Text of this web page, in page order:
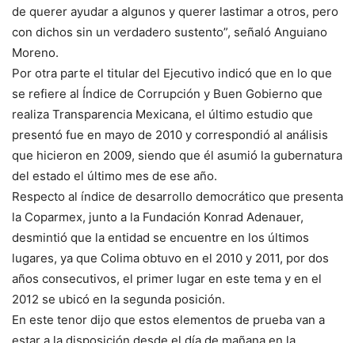
de querer ayudar a algunos y querer lastimar a otros, pero
con dichos sin un verdadero sustento”, señaló Anguiano
Moreno.
Por otra parte el titular del Ejecutivo indicó que en lo que
se refiere al Índice de Corrupción y Buen Gobierno que
realiza Transparencia Mexicana, el último estudio que
presentó fue en mayo de 2010 y correspondió al análisis
que hicieron en 2009, siendo que él asumió la gubernatura
del estado el último mes de ese año.
Respecto al índice de desarrollo democrático que presenta
la Coparmex, junto a la Fundación Konrad Adenauer,
desmintió que la entidad se encuentre en los últimos
lugares, ya que Colima obtuvo en el 2010 y 2011, por dos
años consecutivos, el primer lugar en este tema y en el
2012 se ubicó en la segunda posición.
En este tenor dijo que estos elementos de prueba van a